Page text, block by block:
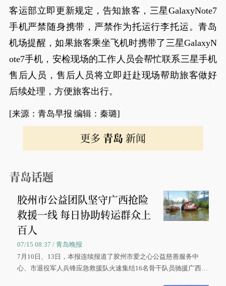
客运部立即更新规定，告知旅客，三星GalaxyNote7
手机严禁随身携带，严禁作为托运行李托运。青岛
机场提醒，如果旅客乘坐飞机时携带了三星GalaxyN
ote7手机，安检现场的工作人员会帮忙联系三星手机
售后人员，售后人员将立即赶赴现场帮助旅客做好
后续处理，方便旅客出行。
[来源：青岛早报 编辑：秦璐]
更多 青岛 新闻
青岛话题
胶州市公益团队坚守广西抢险
救援一线 每日协助转运群众上
百人
07/15 08:37 / 青岛晚报
7月10日、13日，本报连续报道了胶州市爱之心公益慈善服务中
心、市退役军人兵锋应急救援队火速集结16名骨干队员驰援广西灾